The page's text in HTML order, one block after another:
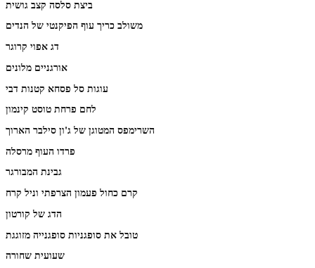
ביצת סלסה קצב גושית
משולב כריך עוף הפיקנטי של הנדים
דג אפוי קרוגר
אורגניים מלונים
עוגות סל פסחא קטנות דבי
לחם פרחת טוסט קינמון
השרימפס המטוגן של ג'ון סילבר הארוך
פרדו העוף מרסלה
גבינת המבורגר
קרם כחול פעמון הצרפתי וניל קרח
הדג של קורטון
טובל את סופגניות סופגנייה מזוגגת
שעועית שחורה